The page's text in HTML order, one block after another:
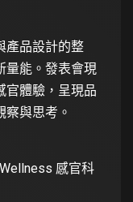
產品設計的整
量能。發表會現
官體驗，呈現品
與思考。
感官科